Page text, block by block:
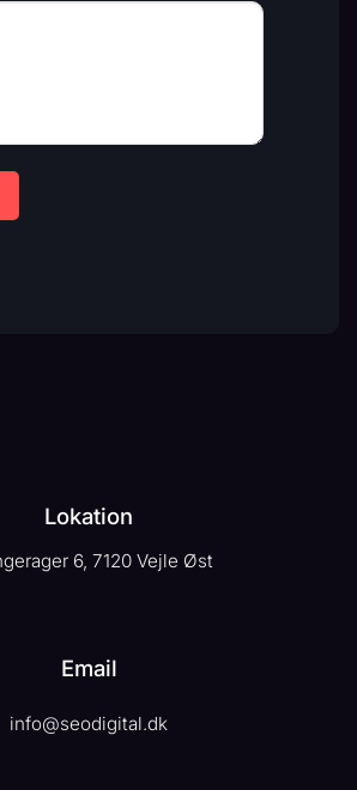
Lokation
6, 7120 Vejle Øst
Email
info@seodigital.dk